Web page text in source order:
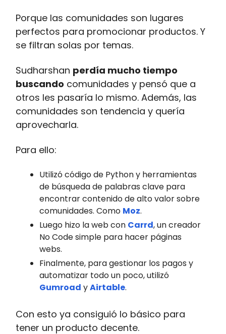
Porque las comunidades son lugares
perfectos para promocionar productos. Y
se filtran solas por temas.
Sudharshan perdía mucho tiempo
buscando comunidades y pensó que a
otros les pasaría lo mismo. Además, las
comunidades son tendencia y quería
aprovecharla.
Para ello:
Utilizó código de Python y herramientas
de búsqueda de palabras clave para
encontrar contenido de alto valor sobre
comunidades. Como Moz.
Luego hizo la web con Carrd, un creador
No Code simple para hacer páginas
webs.
Finalmente, para gestionar los pagos y
automatizar todo un poco, utilizó
Gumroad yAirtable.
Con esto ya consiguió lo básico para
tener un producto decente.